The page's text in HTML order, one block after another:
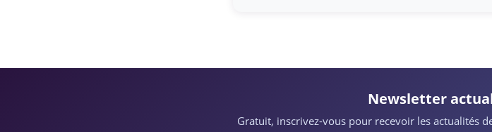
Newsletter
Gratuit, inscrivez-vous pour recevoir les actualités